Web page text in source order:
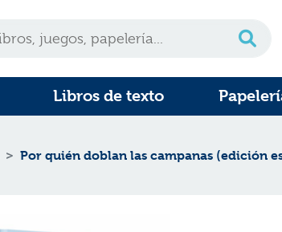
Libros de texto
Por quién doblan las campanas (edición